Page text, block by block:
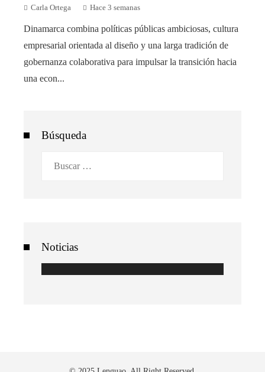
Carla Ortega Hace 3 semanas
Dinamarca combina políticas públicas ambiciosas, cultura
empresarial orientada al diseño y una larga tradición de
gobernanza colaborativa para impulsar la transición hacia
una econ...
Búsqueda
Noticias